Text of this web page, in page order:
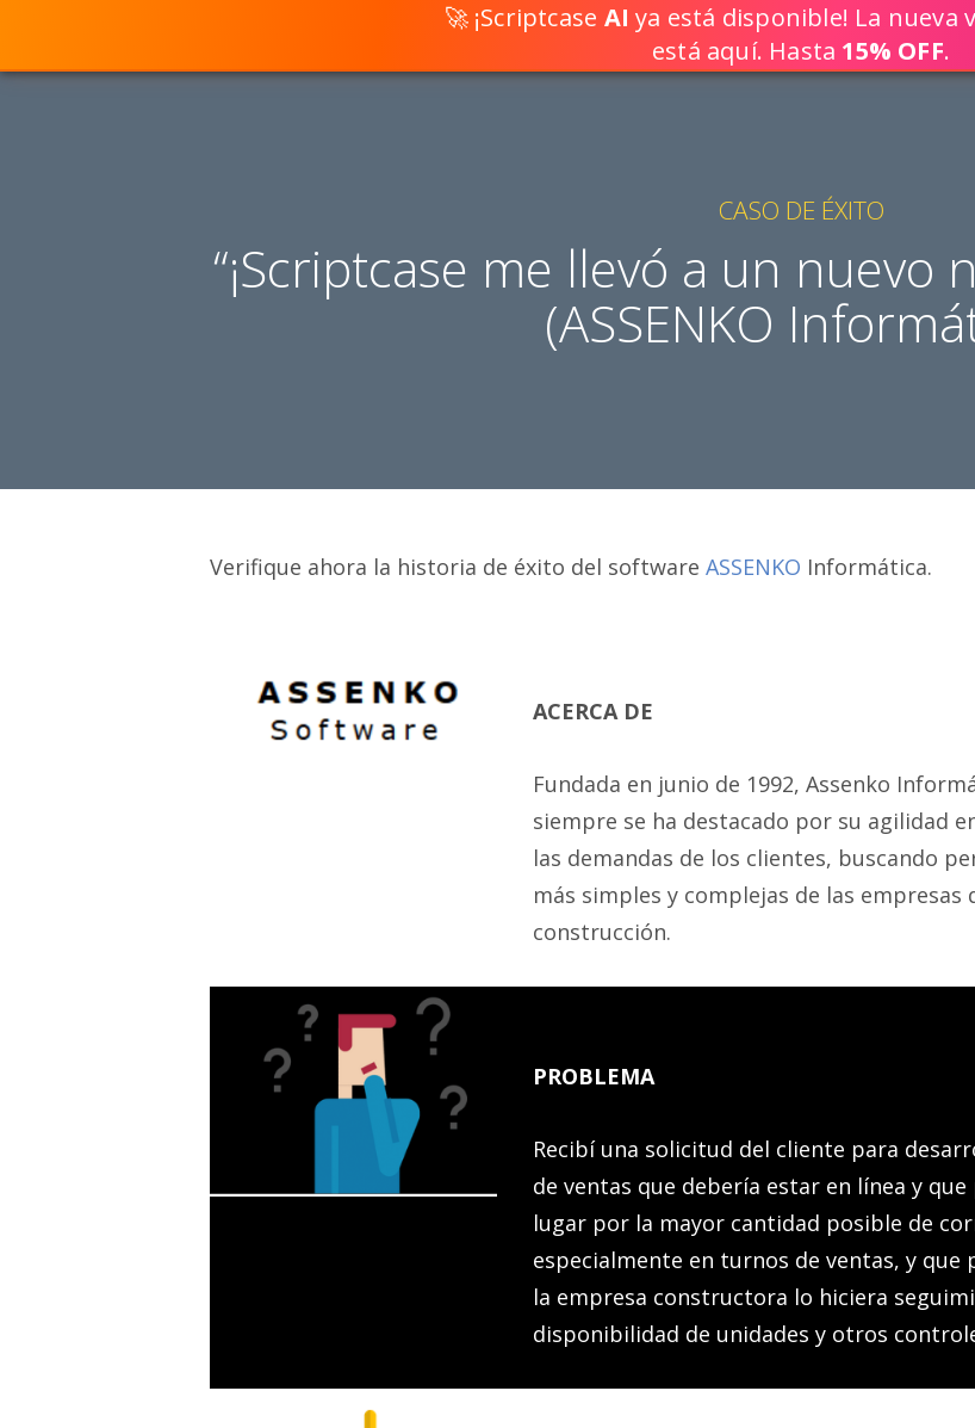
CASO DE ÉXITO
“¡Scriptcase me llevó a un nuevo
(ASSENKO
Verifique ahora la historia de éxito del software ASSENKO Informática.
ACERCA DE
Fundada en junio de 1992, Assenko
siempre se ha destacado por su agilidad
las demandas de los clientes, buscando
más simples y complejas de las
construcción.
PROBLEMA
Recibí una solicitud del cliente para
de ventas que debería estar en línea y
lugar por la mayor cantidad posible de
especialmente en turnos de ventas, y
la empresa constructora lo hiciera
disponibilidad de unidades y otros
🚀 ¡Scriptcase AI ya está disponible! La nueva
está aquí. Hasta 15% OFF.